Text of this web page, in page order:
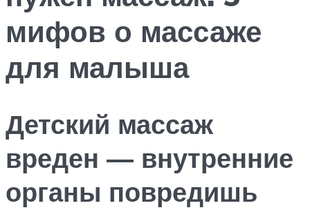
мифов о массаже
для малыша
Детский массаж
вреден — внутренние
органы повредишь